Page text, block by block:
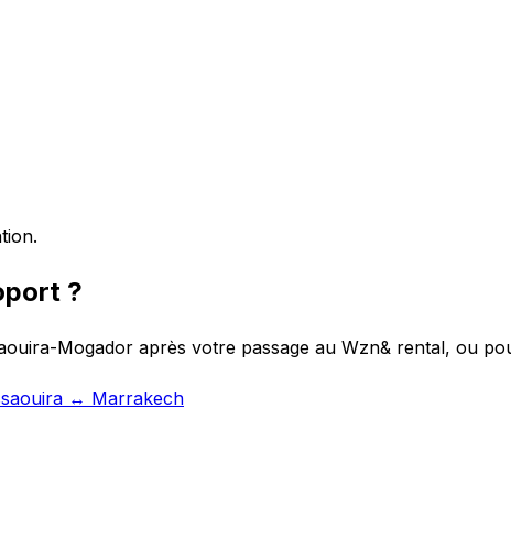
?
Mogador après votre passage au Wzn& rental, ou
↔ Marrakech